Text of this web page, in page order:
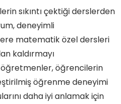
sıkıntı çektiği derslerden
deneyimli
matematik özel dersleri
kaldırmayı
öğrencilerin
öğrenme deneyimi
daha iyi anlamak için